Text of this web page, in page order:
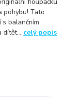
houpačku
pohybu! Tato
balančním
dítět... celý popis